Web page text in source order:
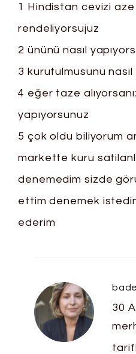
1 Hindistan cevizi aze
rendeliyorsujuz
2 ününü nasıl
3 kurutulmusunu nasıl
4 eğer taze
yapıyorsunuz
5 çok oldu biliyorum
markette kuru
denemedim sizde
ettim denemek
ederim
30